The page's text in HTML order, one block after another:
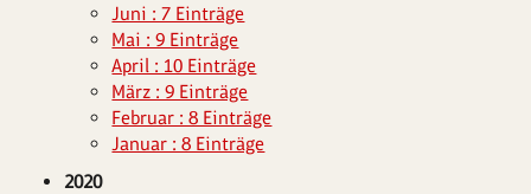
Juni : 7 Einträge
Mai : 9 Einträge
April : 10 Einträge
März : 9 Einträge
Februar : 8 Einträge
Januar : 8 Einträge
2020